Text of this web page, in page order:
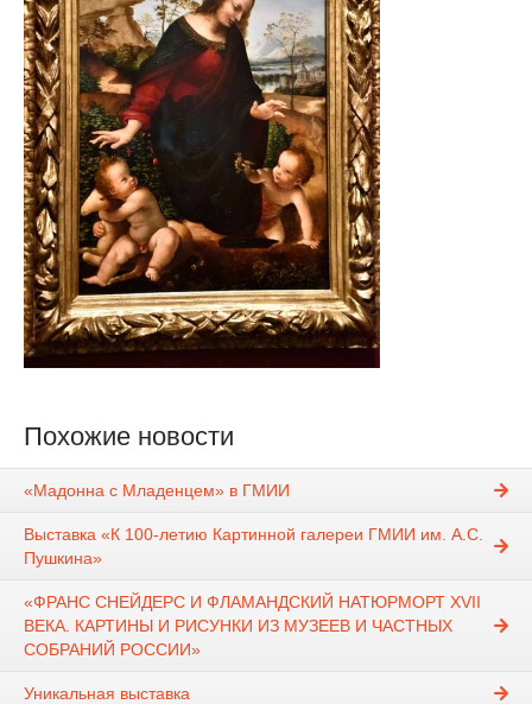
Похожие новости
«Мадонна с Младенцем» в ГМИИ
Выставка «К 100-летию Картинной галереи ГМИИ им. А.С.
Пушкина»
«ФРАНС СНЕЙДЕРС И ФЛАМАНДСКИЙ НАТЮРМОРТ XVII
ВЕКА. КАРТИНЫ И РИСУНКИ ИЗ МУЗЕЕВ И ЧАСТНЫХ
СОБРАНИЙ РОССИИ»
Уникальная выставка